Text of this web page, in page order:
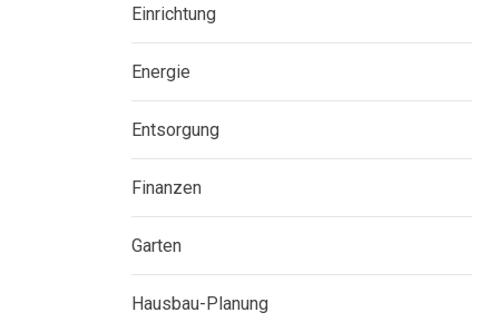
Einrichtung
Energie
Entsorgung
Finanzen
Garten
Hausbau-Planung